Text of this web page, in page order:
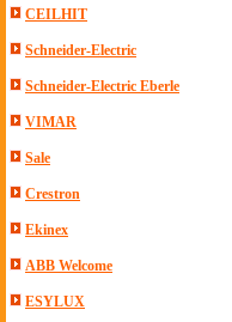
CEILHIT
Schneider-Electric
Schneider-Electric Eberle
VIMAR
Sale
Crestron
Ekinex
ABB Welcome
ESYLUX